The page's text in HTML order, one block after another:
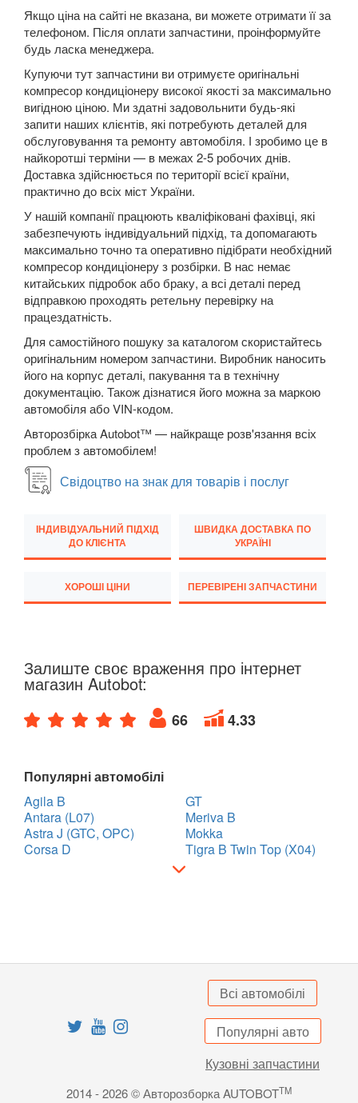
Якщо ціна на сайті не вказана, ви можете отримати її за
телефоном. Після оплати запчастини, проінформуйте
будь ласка менеджера.
Купуючи тут запчастини ви отримуєте оригінальні
компресор кондиціонеру високої якості за максимально
вигідною ціною. Ми здатні задовольнити будь-які
запити наших клієнтів, які потребують деталей для
обслуговування та ремонту автомобіля. І зробимо це в
найкоротші терміни — в межах 2-5 робочих днів.
Доставка здійснюється по території всієї країни,
практично до всіх міст України.
У нашій компанії працюють кваліфіковані фахівці, які
забезпечують індивідуальний підхід, та допомагають
максимально точно та оперативно підібрати необхідний
компресор кондиціонеру з розбірки. В нас немає
китайських підробок або браку, а всі деталі перед
відправкою проходять ретельну перевірку на
працездатність.
Для самостійного пошуку за каталогом скористайтесь
оригінальним номером запчастини. Виробник наносить
його на корпус деталі, пакування та в технічну
документацію. Також дізнатися його можна за маркою
автомобіля або VIN-кодом.
Авторозбірка Autobot™ — найкраще розв'язання всіх
проблем з автомобілем!
Свідоцтво на знак для товарів і послуг
ІНДИВІДУАЛЬНИЙ ПІДХІД
ДО КЛІЄНТА
ШВИДКА ДОСТАВКА ПО
УКРАЇНІ
ХОРОШІ ЦІНИ ПЕРЕВІРЕНІ ЗАПЧАСТИНИ
Залиште своє враження про інтернет
магазин Autobot:
66 4.33
Популярні автомобілі
Agila B
Antara (L07)
Astra J (GTC, OPC)
Corsa D
GT
Meriva B
Mokka
Tigra B Twin Top (X04)
Всі автомобілі
Популярні авто
Кузовні запчастини
2014 - 2026 © Авторозборка AUTOBOTTM